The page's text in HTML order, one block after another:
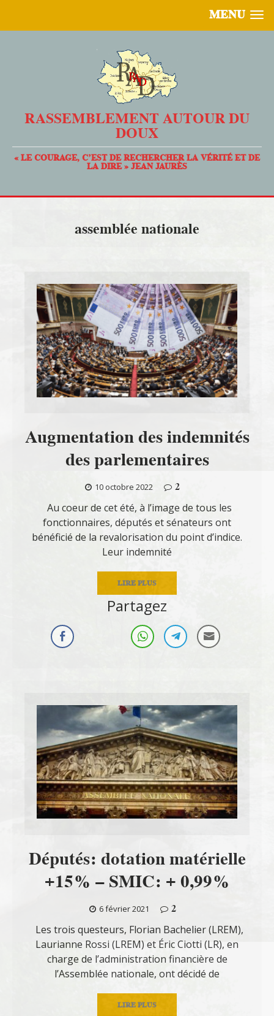
MENU
RASSEMBLEMENT AUTOUR DU
DOUX
« LE COURAGE, C’EST DE RECHERCHER LA VÉRITÉ ET DE
LA DIRE » JEAN JAURÈS
assemblée nationale
Augmentation des indemnités
des parlementaires
10 octobre 2022
2
Au coeur de cet été, à l’image de tous les
fonctionnaires, députés et sénateurs ont
bénéficié de la revalorisation du point d’indice.
Leur indemnité
LIRE PLUS
Partagez
Députés: dotation matérielle
+15% – SMIC: + 0,99%
6 février 2021
2
Les trois questeurs, Florian Bachelier (LREM),
Laurianne Rossi (LREM) et Éric Ciotti (LR), en
charge de l’administration financière de
l’Assemblée nationale, ont décidé de
LIRE PLUS